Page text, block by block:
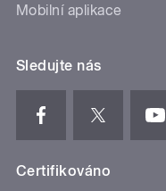
Mobilní aplikace
Sledujte nás
Certifikováno